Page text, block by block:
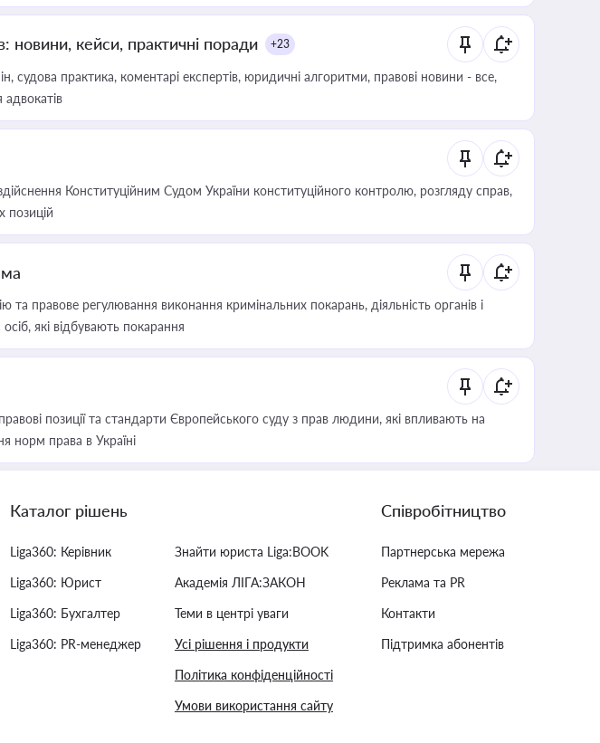
новини, кейси, практичні поради +23
судова практика, коментарі експертів, юридичні алгоритми, правові новини - все,
Конституційним Судом України конституційного контролю, розгляду справ,
позицій
та правове регулювання виконання кримінальних покарань, діяльність органів і
які відбувають покарання
позиції та стандарти Європейського суду з прав людини, які впливають на
норм права в Україні
Каталог рішень
Liga360: Керівник
Liga360: Юрист
Liga360: Бухгалтер
Liga360: PR-менеджер
Знайти юриста Liga:BOOK
Академія ЛІГА:ЗАКОН
Теми в центрі уваги
Усі рішення і продукти
Політика конфіденційності
Умови використання сайту
Співробітництво
Партнерська мережа
Реклама та PR
Контакти
Підтримка абонентів